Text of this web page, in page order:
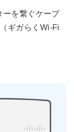
ーを繋ぐケーブ
ギガらくWi-Fi